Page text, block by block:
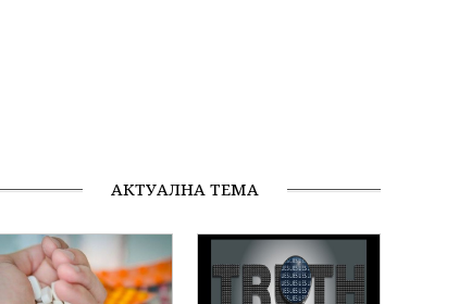
АКТУАЛНА ТЕМА